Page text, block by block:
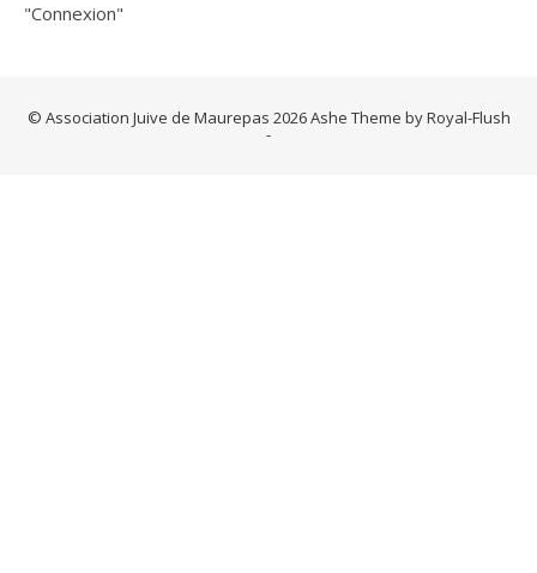
"Connexion"
© Association Juive de Maurepas 2026 Ashe Theme by Royal-Flush
-